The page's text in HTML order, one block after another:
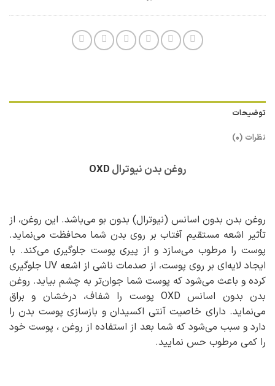
توضیحات
نظرات (0)
روغن بدن نیوترال OXD
روغن بدن بدون اسانس (نیوترال) بدون بو می‌باشد. این روغن، از
تأثیر اشعه مستقیم آفتاب بر روی بدن شما محافظت می‌نماید.
پوست را مرطوب می‌سازد و از پیری پوست جلوگیری می‌کند. با
ایجاد لایه‌ای بر روی پوست، از صدمات ناشی از اشعه UV جلوگیری
کرده و باعث می‌شود که پوست شما جوان‌تر به چشم بیاید. روغن
بدن بدون اسانس OXD پوست را شفاف، درخشان و براق
می‌نماید. دارای خاصیت آنتی اکسیدان و بازسازی پوست بدن را
دارد و سبب می‌شود که شما بعد از استفاده از روغن ، پوست خود
را کمی مرطوب حس نمایید.